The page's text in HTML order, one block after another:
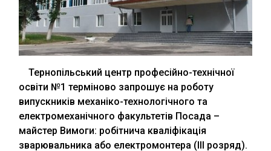
Тернопільський центр професійно-технічної
освіти №1 терміново запрошує на роботу
випускників механіко-технологічного та
електромеханічного факультетів Посада –
майстер Вимоги: робітнича кваліфікація
зварювальника або електромонтера (ІІІ розряд).